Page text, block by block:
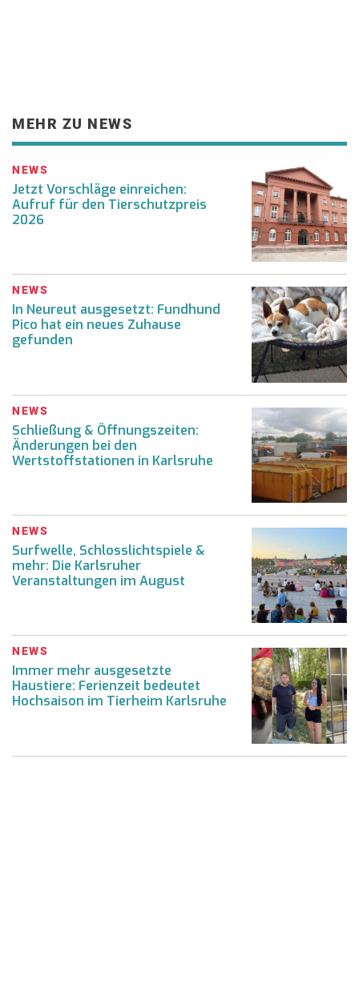
MEHR ZU NEWS
NEWS
Jetzt Vorschläge einreichen:
Aufruf für den Tierschutzpreis
2026
NEWS
In Neureut ausgesetzt: Fundhund
Pico hat ein neues Zuhause
gefunden
NEWS
Schließung & Öffnungszeiten:
Änderungen bei den
Wertstoffstationen in Karlsruhe
NEWS
Surfwelle, Schlosslichtspiele &
mehr: Die Karlsruher
Veranstaltungen im August
NEWS
Immer mehr ausgesetzte
Haustiere: Ferienzeit bedeutet
Hochsaison im Tierheim Karlsruhe